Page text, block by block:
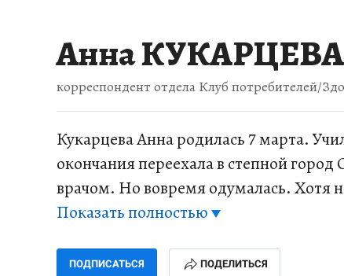
Анна КУКАРЦЕВА
корреспондент отдела Клуб потребителей/
Кукарцева Анна родилась 7 марта.
окончания переехала в степной
врачом. Но вовремя одумалась. Хотя
«Здоровье», о том, как не болеть,
Показать полностью
ПОДПИСАТЬСЯ ПОДЕЛИТЬСЯ